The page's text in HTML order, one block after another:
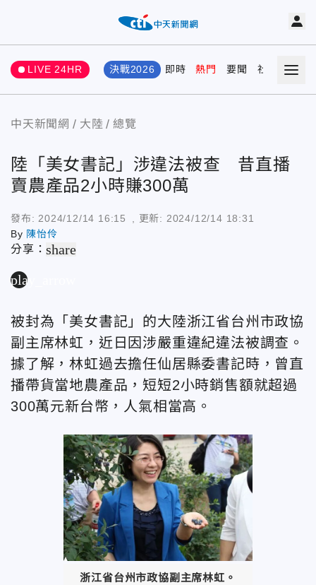
LIVE 24HR 決戰2026 即時 熱門 要聞 社會 娛樂
中天新聞網 大陸 總覽
陸「美女書記」涉違法被查 昔直播
賣農產品2小時賺300萬
發布: 2024/12/14 16:15 , 更新: 2024/12/14 18:31
By 陳怡伶
分享：share
play_arrow
被封為「美女書記」的大陸浙江省台州市政協
副主席林虹，近日因涉嚴重違紀違法被調查。
據了解，林虹過去擔任仙居縣委書記時，曾直
播帶貨當地農產品，短短2小時銷售額就超過
300萬元新台幣，人氣相當高。
浙江省台州市政協副主席林虹。